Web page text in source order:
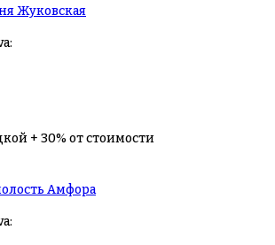
Жуковская
+ 30% от стоимости
Амфора